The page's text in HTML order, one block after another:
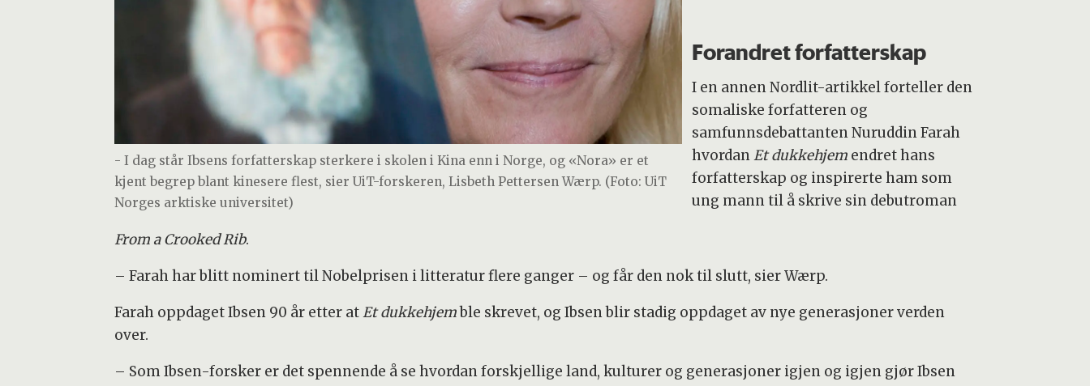
- I dag står Ibsens forfatterskap sterkere i skolen i Kina enn i Norge, og «Nora» er et
kjent begrep blant kinesere flest, sier UiT-forskeren, Lisbeth Pettersen Wærp. (Foto: UiT
Norges arktiske universitet)
Forandret forfatterskap
I en annen Nordlit-artikkel forteller den
somaliske forfatteren og
samfunnsdebattanten Nuruddin Farah
hvordanEt dukkehjem endret hans
forfatterskap og inspirerte ham som
ung mann til å skrive sin debutroman
From a Crooked Rib.
– Farah har blitt nominert til Nobelprisen i litteratur flere ganger – og får den nok til slutt, sier Wærp.
Farah oppdaget Ibsen 90 år etter atEt dukkehjemble skrevet, og Ibsen blir stadig oppdaget av nye generasjoner verden
over.
– Som Ibsen-forsker er det spennende å se hvordan forskjellige land, kulturer og generasjoner igjen og igjen gjør Ibsen